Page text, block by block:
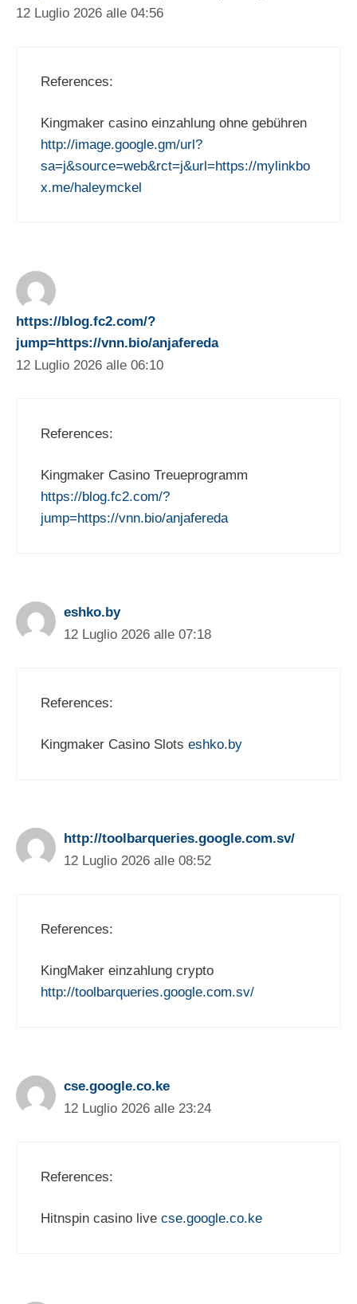
12 Luglio 2026 alle 04:56
References:
Kingmaker casino einzahlung ohne gebühren
http://image.google.gm/url?
sa=j&source=web&rct=j&url=https://mylinkbo
x.me/haleymckel
https://blog.fc2.com/?
jump=https://vnn.bio/anjafereda
12 Luglio 2026 alle 06:10
References:
Kingmaker Casino Treueprogramm
https://blog.fc2.com/?
jump=https://vnn.bio/anjafereda
eshko.by
12 Luglio 2026 alle 07:18
References:
Kingmaker Casino Slots eshko.by
http://toolbarqueries.google.com.sv/
12 Luglio 2026 alle 08:52
References:
KingMaker einzahlung crypto
http://toolbarqueries.google.com.sv/
cse.google.co.ke
12 Luglio 2026 alle 23:24
References:
Hitnspin casino live cse.google.co.ke